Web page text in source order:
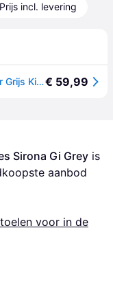
Prijs incl. levering
Cybex Sirona Gi Summer Car Seat Cover Grijs Kinderen€ 59,99
Sirona Gi Grey
aanbod
voor in de